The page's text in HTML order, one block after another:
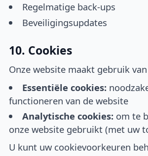
Regelmatige back-ups
Beveiligingsupdates
10. Cookies
Onze website maakt gebruik
Essentiële cookies:
functioneren van de website
Analytische cookies:om te
onze website gebruikt (met uw
U kunt uw cookievoorkeuren